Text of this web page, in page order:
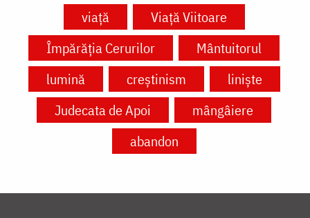
viață
Viață Viitoare
Împărăția Cerurilor
Mântuitorul
lumină
creștinism
liniște
Judecata de Apoi
mângâiere
abandon